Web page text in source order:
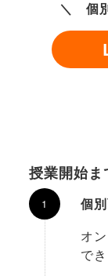
＼ 個
授業開始ま
個
オ
でき